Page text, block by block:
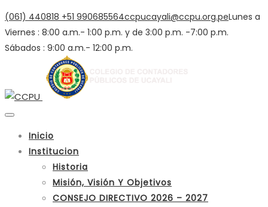
(061) 440818 +51 990685564ccpucayali@ccpu.org.peLunes a
Viernes : 8:00 a.m.- 1:00 p.m. y de 3:00 p.m. -7:00 p.m.
Sábados : 9:00 a.m.- 12:00 p.m.
Inicio
Institucion
Historia
Misión, Visión Y Objetivos
CONSEJO DIRECTIVO 2026 – 2027